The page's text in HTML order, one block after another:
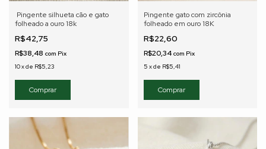
Pingente silhueta cão e gato
folheado a ouro 18k
R$42,75
R$38,48 com Pix
10xde R$5,23
Pingente gato com zircônia
folheado em ouro 18K
R$22,60
R$20,34 com Pix
5 xde R$5,41